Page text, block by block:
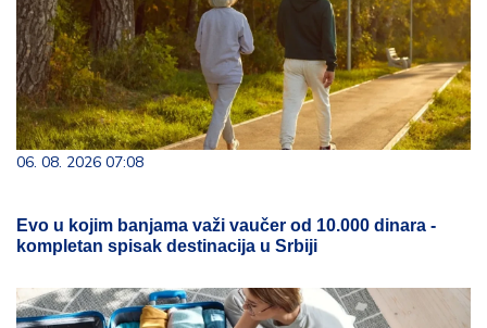
06. 08. 2026 07:08
Evo u kojim banjama važi vaučer od 10.000 dinara -
kompletan spisak destinacija u Srbiji